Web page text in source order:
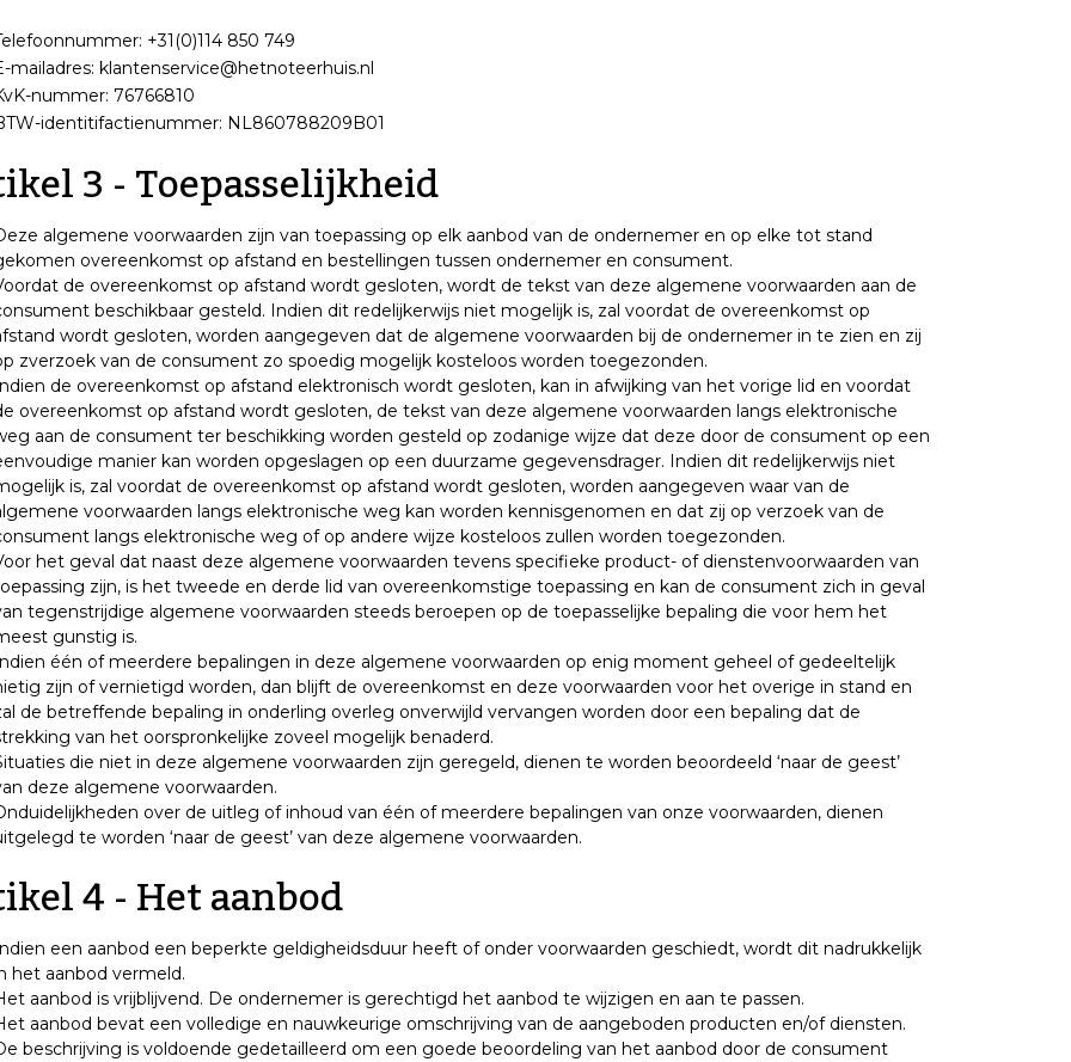
+31(0)114 850 749
mailadres: klantenservice@hetnoteerhuis.nl
nummer: 76766810
identitifactienummer: NL860788209B01
3 - Toepasselijkheid
algemene voorwaarden zijn van toepassing op elk aanbod van de ondernemer en op elke tot stand
overeenkomst op afstand en bestellingen tussen ondernemer en consument.
de overeenkomst op afstand wordt gesloten, wordt de tekst van deze algemene voorwaarden aan de
beschikbaar gesteld. Indien dit redelijkerwijs niet mogelijk is, zal voordat de overeenkomst op
wordt gesloten, worden aangegeven dat de algemene voorwaarden bij de ondernemer in te zien en zij
zverzoek van de consument zo spoedig mogelijk kosteloos worden toegezonden.
de overeenkomst op afstand elektronisch wordt gesloten, kan in afwijking van het vorige lid en voordat
overeenkomst op afstand wordt gesloten, de tekst van deze algemene voorwaarden langs elektronische
aan de consument ter beschikking worden gesteld op zodanige wijze dat deze door de consument op een
manier kan worden opgeslagen op een duurzame gegevensdrager. Indien dit redelijkerwijs niet
is, zal voordat de overeenkomst op afstand wordt gesloten, worden aangegeven waar van de
voorwaarden langs elektronische weg kan worden kennisgenomen en dat zij op verzoek van de
langs elektronische weg of op andere wijze kosteloos zullen worden toegezonden.
het geval dat naast deze algemene voorwaarden tevens specifieke product- of dienstenvoorwaarden van
zijn, is het tweede en derde lid van overeenkomstige toepassing en kan de consument zich in geval
tegenstrijdige algemene voorwaarden steeds beroepen op de toepasselijke bepaling die voor hem het
gunstig is.
één of meerdere bepalingen in deze algemene voorwaarden op enig moment geheel of gedeeltelijk
zijn of vernietigd worden, dan blijft de overeenkomst en deze voorwaarden voor het overige in stand en
de betreffende bepaling in onderling overleg onverwijld vervangen worden door een bepaling dat de
van het oorspronkelijke zoveel mogelijk benaderd.
die niet in deze algemene voorwaarden zijn geregeld, dienen te worden beoordeeld ‘naar de geest’
deze algemene voorwaarden.
over de uitleg of inhoud van één of meerdere bepalingen van onze voorwaarden, dienen
te worden ‘naar de geest’ van deze algemene voorwaarden.
4 - Het aanbod
een aanbod een beperkte geldigheidsduur heeft of onder voorwaarden geschiedt, wordt dit nadrukkelijk
het aanbod vermeld.
aanbod is vrijblijvend. De ondernemer is gerechtigd het aanbod te wijzigen en aan te passen.
aanbod bevat een volledige en nauwkeurige omschrijving van de aangeboden producten en/of diensten.
beschrijving is voldoende gedetailleerd om een goede beoordeling van het aanbod door de consument